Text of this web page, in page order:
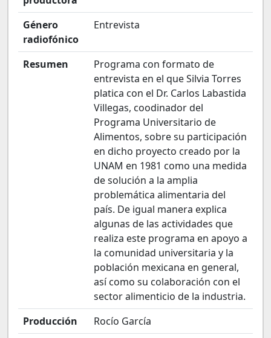
Género
radiofónico
Entrevista
Resumen
Programa con formato de
entrevista en el que Silvia Torres
platica con el Dr. Carlos Labastida
Villegas, coodinador del
Programa Universitario de
Alimentos, sobre su participación
en dicho proyecto creado por la
UNAM en 1981 como una medida
de solución a la amplia
problemática alimentaria del
país. De igual manera explica
algunas de las actividades que
realiza este programa en apoyo a
la comunidad universitaria y la
población mexicana en general,
así como su colaboración con el
sector alimenticio de la industria.
Producción
Rocío García